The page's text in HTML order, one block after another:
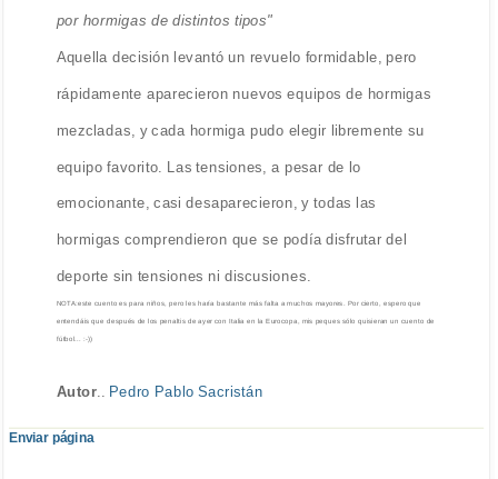
por hormigas de distintos tipos"
Aquella decisión levantó un revuelo formidable, pero
rápidamente aparecieron nuevos equipos de hormigas
mezcladas, y cada hormiga pudo elegir libremente su
equipo favorito. Las tensiones, a pesar de lo
emocionante, casi desaparecieron, y todas las
hormigas comprendieron que se podía disfrutar del
deporte sin tensiones ni discusiones.
NOTA:este cuento es para niños, pero les haría bastante más falta a muchos mayores. Por cierto, espero que
entendáis que después de los penaltis de ayer con Italia en la Eurocopa, mis peques sólo quisieran un cuento de
fútbol... :-))
Autor.. Pedro Pablo Sacristán
Enviar página